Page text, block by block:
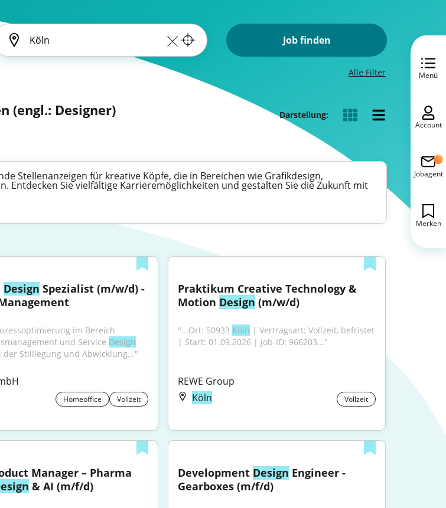
Job finden
Alle Filter
(engl.: Designer) Darstellung:
Stellenanzeigen für kreative Köpfe, die in Bereichen wie Grafikdesign,
Sie vielfältige Karrieremöglichkeiten und gestalten Sie die Zukunft mit
Design Spezialist (m/w/d) -
im Bereich
und Service Design
Stilllegung und Abwicklung..."
Homeoffice Vollzeit
Praktikum Creative Technology &
Motion Design (m/w/d)
"...Ort: 50933 Köln | Vertragsart: Vollzeit, befristet
| Start: 01.09.2026 | Job-ID: 966203..."
REWE Group
Köln
Vollzeit
Manager – Pharma
& AI (m/f/d)
Development Design Engineer -
Gearboxes (m/f/d)
Menü
Account
Jobagent
Merken